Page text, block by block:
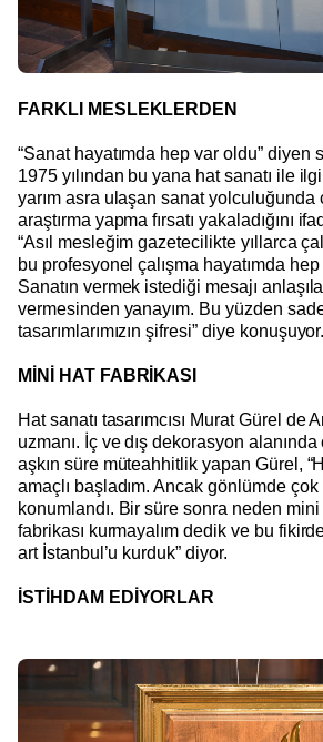
FARKLI MESLEKLERDEN
“Sanat hayatımda hep var oldu” diyen
1975 yılından bu yana hat sanatı ile
yarım asra ulaşan sanat
araştırma yapma fırsatı yakaladığını
“Asıl mesleğim gazetecilikte yıllarca
bu profesyonel çalışma hayatımda
Sanatın vermek istediği mesajı
vermesinden yanayım. Bu yüzden
tasarımlarımızın şifresi” diye konuşuyor.
MİNİ HAT FABRİKASI
Hat sanatı tasarımcısı Murat Gürel de
uzmanı. İç ve dış dekorasyon alanında
aşkın süre müteahhitlik yapan Gürel,
amaçlı başladım. Ancak gönlümde
konumlandı. Bir süre sonra neden mini
fabrikası kurmayalım dedik ve bu
art İstanbul’u kurduk” diyor.
İSTİHDAM EDİYORLAR